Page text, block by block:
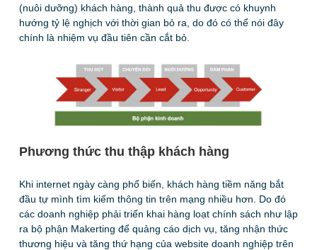
(nuôi dưỡng) khách hàng, thành quả thu được có khuynh
hướng tỷ lệ nghịch với thời gian bỏ ra, do đó có thể nói đây
chính là nhiệm vụ đầu tiên cần cắt bỏ.
Phương thức thu thập khách hàng
Khi internet ngày càng phổ biến, khách hàng tiềm năng bắt
đầu tự mình tìm kiếm thông tin trên mạng nhiều hơn. Do đó
các doanh nghiệp phải triển khai hàng loạt chính sách như lập
ra bộ phận Makerting để quảng cáo dịch vụ, tăng nhận thức
thương hiệu và tăng thứ hạng của website doanh nghiệp trên